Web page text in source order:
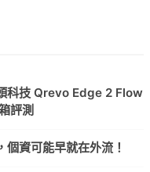
科技 Qrevo Edge 2 Flow
評測
資可能早就在外流！